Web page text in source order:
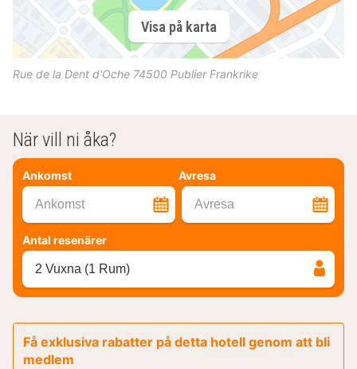
Visa på karta
Rue de la Dent d'Oche 74500 Publier Frankrike
När vill ni åka?
Ankomst Avresa
Ankomst Avresa
Antal resenärer
2 Vuxna (1 Rum)
Få exklusiva rabatter på detta hotell genom att bli
medlem